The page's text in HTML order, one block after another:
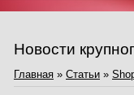
Новости
Главная » Статьи »